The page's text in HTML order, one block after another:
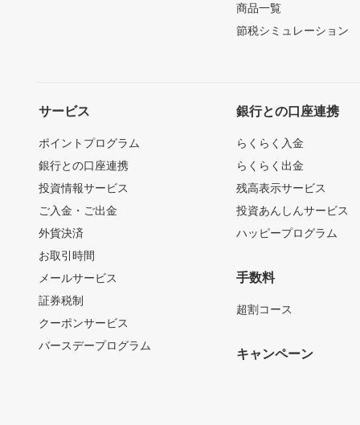
商品一覧
節税シミュレーション
サービス
ポイントプログラム
銀行との口座連携
投資情報サービス
ご入金・ご出金
外貨決済
お取引時間
メールサービス
証券税制
クーポンサービス
バースデープログラム
銀行との口座連携
らくらく入金
らくらく出金
残高表示サービス
投資あんしんサービス
ハッピープログラム
手数料
超割コース
キャンペーン